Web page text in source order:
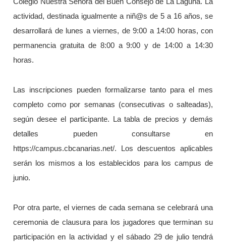
Colegio Nuestra Señora del Buen Consejo de La Laguna. La
actividad, destinada igualmente a niñ@s de 5 a 16 años, se
desarrollará de lunes a viernes, de 9:00 a 14:00 horas, con
permanencia gratuita de 8:00 a 9:00 y de 14:00 a 14:30
horas.
Las inscripciones pueden formalizarse tanto para el mes
completo como por semanas (consecutivas o salteadas),
según desee el participante. La tabla de precios y demás
detalles pueden consultarse en
https://campus.cbcanarias.net/. Los descuentos aplicables
serán los mismos a los establecidos para los campus de
junio.
Por otra parte, el viernes de cada semana se celebrará una
ceremonia de clausura para los jugadores que terminan su
participación en la actividad y el sábado 29 de julio tendrá